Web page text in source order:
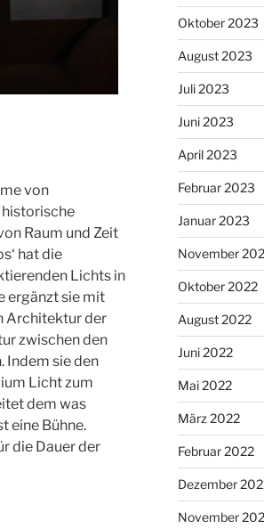
von
Raum und Zeit
hat die
Lichts in
ergänzt sie mit
Architektur der
zwischen den
Indem sie den
Licht zum
dem was
eine Bühne.
die Dauer der
Oktober 2023
August 2023
Juli 2023
Juni 2023
April 2023
Februar 2023
Januar 2023
November
Oktober 2022
August 2022
Juni 2022
Mai 2022
März 2022
Februar 2022
Dezember
November